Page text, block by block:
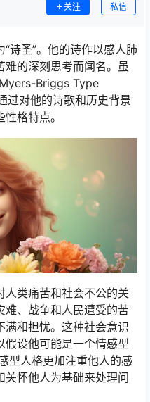
关注 私信
诗圣”。他的诗作以感人肺
的深刻思考而闻名。虽
Briggs Type
过对他的诗歌和历史背景
格特点。
人类痛苦和社会不公的关
难、战争和人民遭受的苦
满和担忧。这种社会意识
假设他可能是一个情感型
型人格更加注重他人的感
关怀他人为基础来处理问